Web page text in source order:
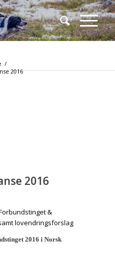
/
2016
2016
&
lovendringsforslag
2016 i Norsk